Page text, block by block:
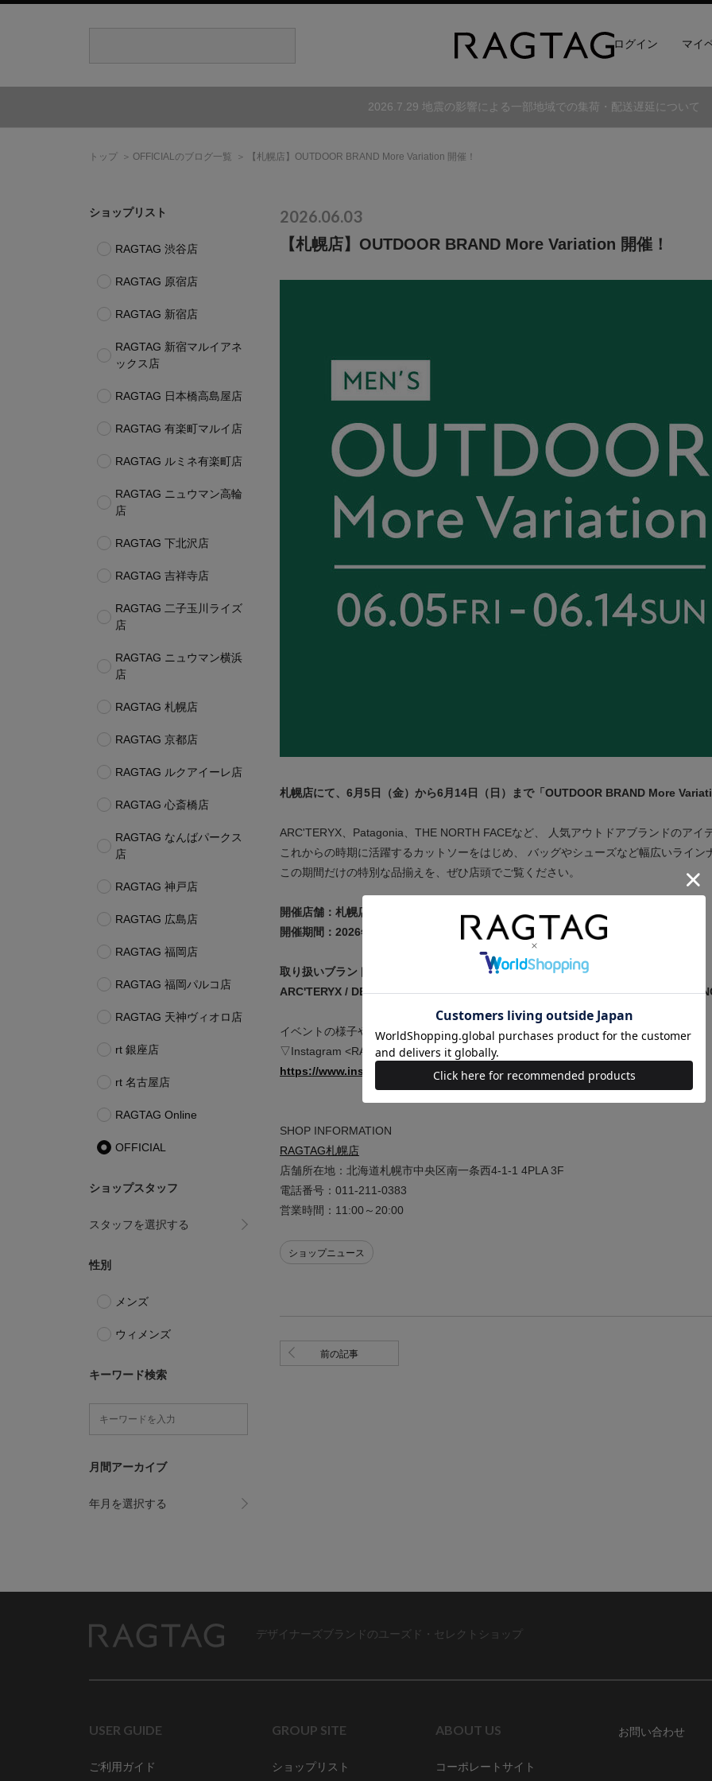
ログイン マイ
2026.7.29 地震の影響による一部地域での集荷・配送遅延について
トップ OFFICIALのブログ一覧 【札幌店】OUTDOOR BRAND More Variation 開催！
ショップリスト
RAGTAG 渋谷店
RAGTAG 原宿店
RAGTAG 新宿店
RAGTAG 新宿マルイアネ
ックス店
RAGTAG 日本橋高島屋店
RAGTAG 有楽町マルイ店
RAGTAG ルミネ有楽町店
RAGTAG ニュウマン高輪
店
RAGTAG 下北沢店
RAGTAG 吉祥寺店
RAGTAG 二子玉川ライズ
店
RAGTAG ニュウマン横浜
店
RAGTAG 札幌店
RAGTAG 京都店
RAGTAG ルクアイーレ店
RAGTAG 心斎橋店
RAGTAG なんばパークス
店
RAGTAG 神戸店
RAGTAG 広島店
RAGTAG 福岡店
RAGTAG 福岡パルコ店
RAGTAG 天神ヴィオロ店
rt 銀座店
rt 名古屋店
RAGTAG Online
OFFICIAL
ショップスタッフ
スタッフを選択する
性別
メンズ
ウィメンズ
キーワード検索
月間アーカイブ
年月を選択する
2026.06.03
【札幌店】OUTDOOR BRAND More Variation 開催！
札幌店にて、 6 月 5 日（金）から6 月 14 日（日）まで「 OUTDOOR BRAND More
ARC'TERYX、Patagonia、THE NORTH FACEなど、 人気アウトドアブランドのアイ
これからの時期に活躍するカットソーをはじめ、 バッグやシューズなど幅広いライン
この期間だけの特別な品揃えを、ぜひ店頭でご覧ください。
開催店舗： 札幌店
開催期間： 2026年 14 日（日）
取り扱いブランド
ARC'TERYX / DESCENTE / GRAMICCI / montbell / Patagonia / snow peak / THE
イベントの様子やおすすめ商品など公式Instagramでも随時お知らせいたします。
▽Instagram <RAGTAG_OFFICIAL＞ @ragtag_jp
https://www.instagram.com/ragtag_jp/
SHOP INFORMATION
RAGTAG札幌店
店舗所在地：北海道札幌市中央区南一条西4-1-1 4PLA 3F
電話番号：011-211-0383
営業時間：11:00～20:00
ショップニュース
前の記事
デザイナーズブランドのユーズド・セレクトショップ
USER GUIDE
ご利用ガイド
GROUP SITE
ショップリスト
ABOUT US
コーポレートサイト
お問い合わせ